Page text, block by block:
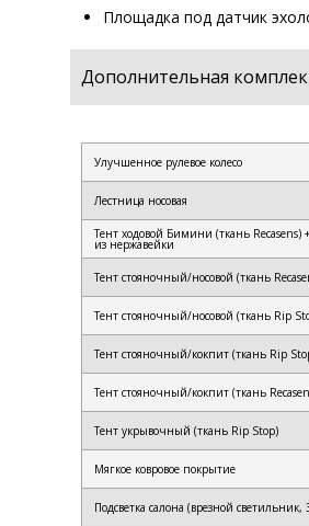
Площадка под датчик
Дополнительная
Улучшенное рулевое колесо
Лестница носовая
Тент ходовой Бимини (ткань Recasens)
из нержавейки
Тент стояночный/носовой (ткань
Тент стояночный/носовой (ткань Rip
Тент стояночный/кокпит (ткань Rip
Тент стояночный/кокпит (ткань
Тент укрывочный (ткань Rip Stop)
Мягкое ковровое покрытие
Подсветка салона (врезной светильник,